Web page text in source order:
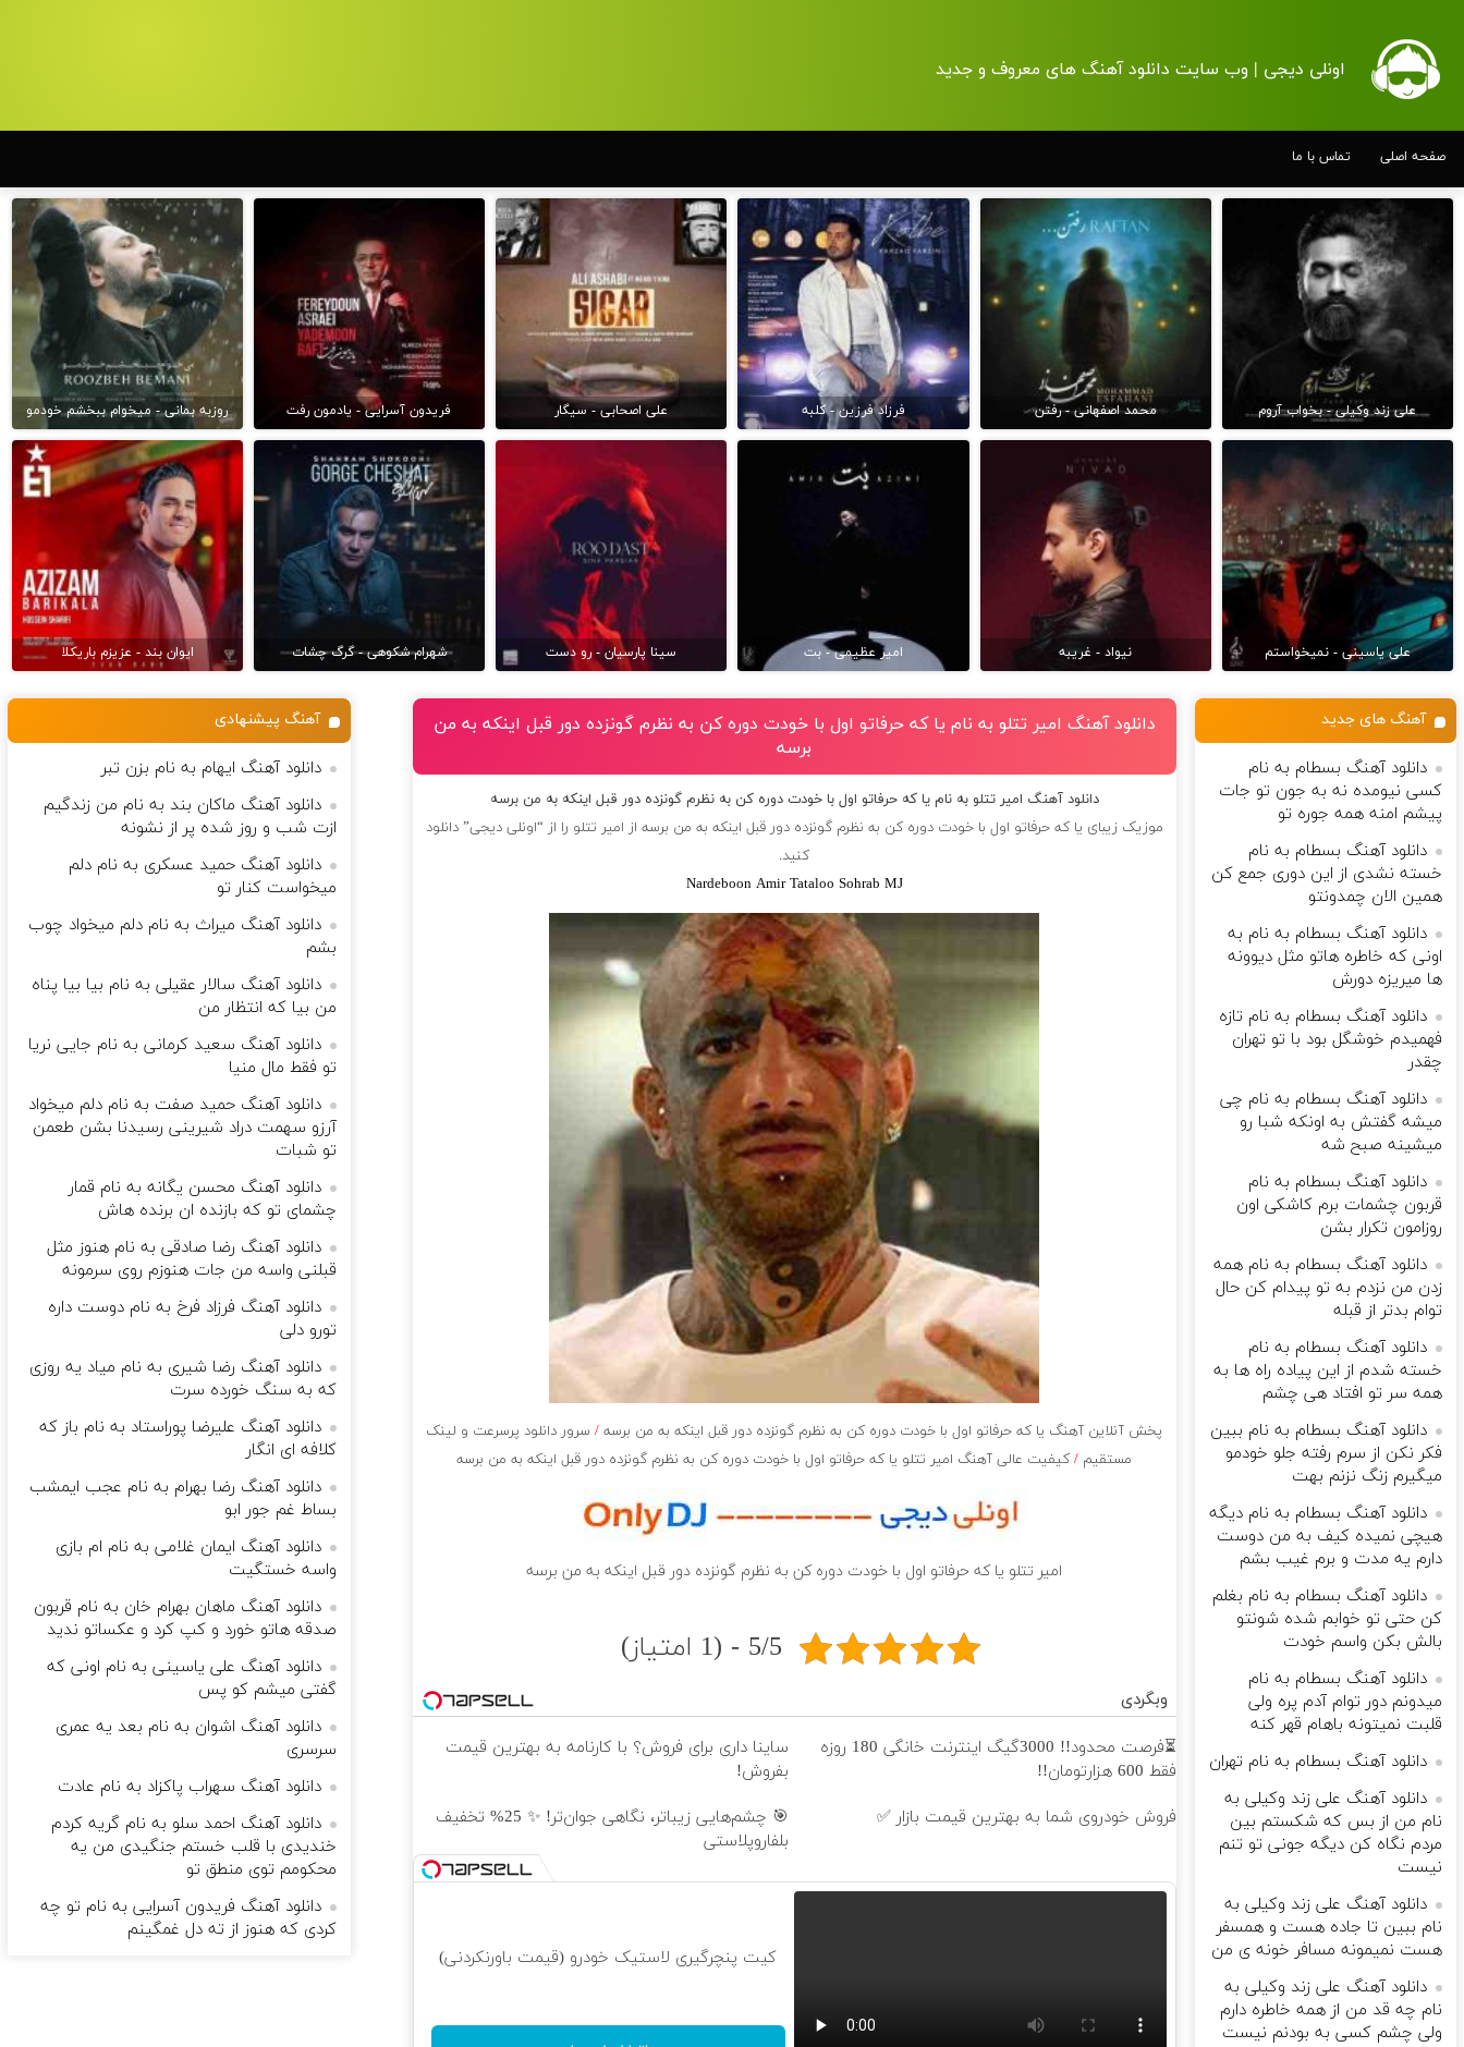
اونلی دیجی | وب سایت دانلود آهنگ های معروف و جدید
صفحه اصلی تماس با ما
علی زند وکیلی - بخواب آروم محمد اصفهانی - رفتن فرزاد فرزین - کلبه علی اصحابی - سیگار فریدون آسرایی - یادمون رفت روزبه بمانی - میخوام ببخشم خودمو
علی یاسینی - نمیخواستم نیواد - غریبه امیر عظیمی - بت سینا پارسیان - رو دست شهرام شکوهی - گرگ چشات ایوان بند - عزیزم باریکلا
دانلود آهنگ امیر تتلو به نام یا که حرفاتو اول با خودت دوره کن به نظرم گونزده دور قبل اینکه به من
برسه
دانلود آهنگ امیر تتلو به نام یا که حرفاتو اول با خودت دوره کن به نظرم گونزده دور قبل اینکه به من برسه
موزیک زیبای یا که حرفاتو اول با خودت دوره کن به نظرم گونزده دور قبل اینکه به من برسه از امیر تتلو را از “اونلی دیجی” دانلود
کنید.
Nardeboon Amir Tataloo Sohrab MJ
پخش آنلاین آهنگ یا که حرفاتو اول با خودت دوره کن به نظرم گونزده دور قبل اینکه به من برسه /سرور دانلود پرسرعت و لینک
مستقیم /کیفیت عالی آهنگ امیر تتلو یا که حرفاتو اول با خودت دوره کن به نظرم گونزده دور قبل اینکه به من برسه
امیر تتلو یا که حرفاتو اول با خودت دوره کن به نظرم گونزده دور قبل اینکه به من برسه
5/5 - (1 امتیاز)
وبگردی
⏳فرصت محدود!! 3000گیگ اینترنت خانگی 180 روزه
فقط 600 هزارتومان!!
ساینا داری برای فروش؟ با کارنامه به بهترین قیمت
بفروش!
فروش خودروی شما به بهترین قیمت بازار ✅
🎯 چشم‌هایی زیباتر، نگاهی جوان‌تر! ✨ 25% تخفیف
بلفاروپلاستی
کیت پنچرگیری لاستیک خودرو (قیمت باورنکردنی)
آهنگ های جدید
دانلود آهنگ بسطام به نام
کسی نیومده نه به جون تو جات
پیشم امنه همه جوره تو
دانلود آهنگ بسطام به نام
خسته نشدی از این دوری جمع کن
همین الان چمدونتو
دانلود آهنگ بسطام به نام به
اونی که خاطره هاتو مثل دیوونه
ها میریزه دورش
دانلود آهنگ بسطام به نام تازه
فهمیدم خوشگل بود با تو تهران
چقدر
دانلود آهنگ بسطام به نام چی
میشه گفتش به اونکه شبا رو
میشینه صبح شه
دانلود آهنگ بسطام به نام
قربون چشمات برم کاشکی اون
روزامون تکرار بشن
دانلود آهنگ بسطام به نام همه
زدن من نزدم به تو پیدام کن حال
توام بدتر از قبله
دانلود آهنگ بسطام به نام
خسته شدم از این پیاده راه ها به
همه سر تو افتاد هی چشم
دانلود آهنگ بسطام به نام ببین
فکر نکن از سرم رفته جلو خودمو
میگیرم زنگ نزنم بهت
دانلود آهنگ بسطام به نام دیگه
هیچی نمیده کیف به من دوست
دارم یه مدت و برم غیب بشم
دانلود آهنگ بسطام به نام بغلم
کن حتی تو خوابم شده شونتو
بالش بکن واسم خودت
دانلود آهنگ بسطام به نام
میدونم دور توام آدم پره ولی
قلبت نمیتونه باهام قهر کنه
دانلود آهنگ بسطام به نام تهران
دانلود آهنگ علی زند وکیلی به
نام من از بس كه شكستم بین
مردم نگاه كن دیگه جونى تو تنم
نیست
دانلود آهنگ علی زند وکیلی به
نام ببین تا جاده هست و همسفر
هست نمیمونه مسافر خونه ی من
دانلود آهنگ علی زند وکیلی به
نام چه قد من از همه خاطره دارم
ولی چشم كسی به بودنم نیست
آهنگ پیشنهادی
دانلود آهنگ ایهام به نام بزن تبر
دانلود آهنگ ماکان بند به نام من زندگیم
ازت شب و روز شده پر از نشونه
دانلود آهنگ حمید عسکری به نام دلم
میخواست کنار تو
دانلود آهنگ میراث به نام دلم میخواد چوب
بشم
دانلود آهنگ سالار عقیلی به نام ﺑﻴﺎ ﺑﻴﺎ ﭘﻨﺎه
ﻣﻦ ﺑﻴﺎ ﻛﻪ اﻧﺘﻈﺎر ﻣﻦ
دانلود آهنگ سعید کرمانی به نام جایی نریا
تو فقط مال منیا
دانلود آهنگ حمید صفت به نام دلم میخواد
آرزو سهمت دراد شیرینی رسیدنا بشن طعمن
تو شبات
دانلود آهنگ محسن یگانه به نام قمار
چشمای تو که بازنده ان برنده هاش
دانلود آهنگ رضا صادقی به نام هنوز مثل
قبلنی واسه من جات هنوزم روی سرمونه
دانلود آهنگ فرزاد فرخ به نام دوست داره
تورو دلی
دانلود آهنگ رضا شیری به نام میاد یه روزی
که به سنگ خورده سرت
دانلود آهنگ علیرضا پوراستاد به نام باز که
کلافه ای انگار
دانلود آهنگ رضا بهرام به نام ﻋﺠﺐ اﻳﻤﺸﺐ
ﺑﺴﺎط ﻏﻢ ﺟﻮر اﺑﻮ
دانلود آهنگ ایمان غلامی به نام ام ﺑﺎزی
واﺳﻪ ﺧﺴﺘﮕﻴﺖ
دانلود آهنگ ماهان بهرام خان به نام قربون
صدقه هاتو خورد و کپ کرد و عکساتو ندید
دانلود آهنگ علی یاسینی به نام اونی که
گفتی میشم کو پس
دانلود آهنگ اشوان به نام بعد یه عمری
سرسری
دانلود آهنگ سهراب پاکزاد به نام عادت
دانلود آهنگ احمد سلو به نام گریه کردم
خندیدی با قلب خستم جنگیدی من یه
محکومم توی منطق تو
دانلود آهنگ فریدون آسرایی به نام تو چه
کردی که هنوز از ته دل غمگینم